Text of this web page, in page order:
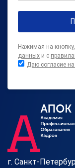
Нажимая на
данных и с
Даю согласие
г. Санкт-